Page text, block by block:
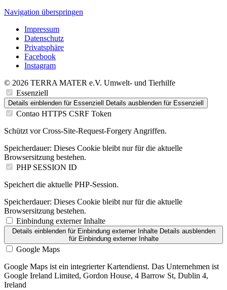
Navigation überspringen
Impressum
Datenschutz
Privatsphäre
Facebook
Instagram
© 2026 TERRA MATER e.V. Umwelt- und Tierhilfe
Essenziell
Details einblenden für Essenziell Details ausblenden für Essenziell
Contao HTTPS CSRF Token
Schützt vor Cross-Site-Request-Forgery Angriffen.
Speicherdauer: Dieses Cookie bleibt nur für die aktuelle
Browsersitzung bestehen.
PHP SESSION ID
Speichert die aktuelle PHP-Session.
Speicherdauer: Dieses Cookie bleibt nur für die aktuelle
Browsersitzung bestehen.
Einbindung externer Inhalte
Details einblendenfür Einbindung externer Inhalte Details ausblenden
für Einbindung externer Inhalte
Google Maps
Google Maps ist ein integrierter Kartendienst. Das Unternehmen ist
Google Ireland Limited, Gordon House, 4 Barrow St, Dublin 4,
Ireland